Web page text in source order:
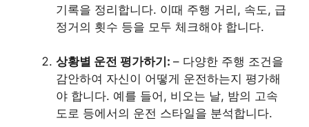
기록을 정리합니다. 이때 주행 거리, 속도, 급
정거의 횟수 등을 모두 체크해야 합니다.
상황별 운전 평가하기: – 다양한 주행 조건을
감안하여 자신이 어떻게 운전하는지 평가해
야 합니다. 예를 들어, 비오는 날, 밤의 고속
도로 등에서의 운전 스타일을 분석합니다.